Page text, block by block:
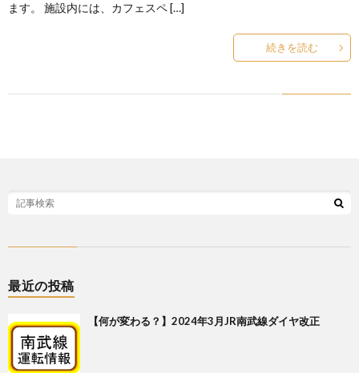
ー
ます。 施設内には、カフェスペ […]
続きを読む
最近の投稿
【何が変わる？】2024年3月JR南武線ダイヤ改正